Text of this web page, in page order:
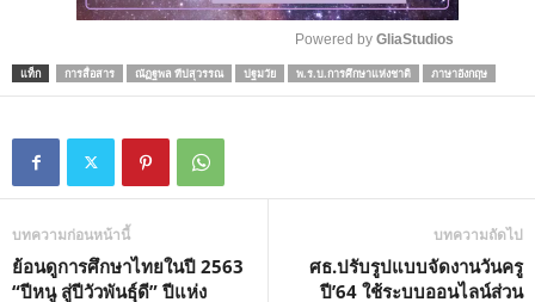
M
Powered by GliaStudios
แท็ก การสื่อสาร ณัฏฐพล ทีปสุวรรณ ปฐมวัย พ.ร.บ.การศึกษาแห่งชาติ ภาษาอังกฤษ
บทความก่อนหน้านี้
ย้อนดูการศึกษาไทยในปี 2563
“ปีหนู สู่ปีวัวพันธุ์ดี” ปีแห่ง
บทความถัดไป
ศธ.ปรับรูปแบบจัดงานวันครู
ปี’64 ใช้ระบบออนไลน์ส่วน